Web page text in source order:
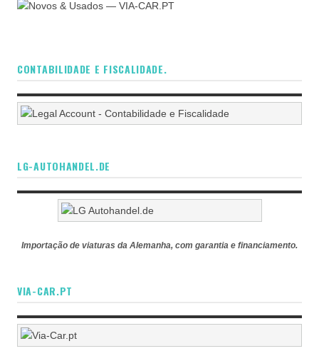
CONTABILIDADE E FISCALIDADE.
LG-AUTOHANDEL.DE
Importação de viaturas da Alemanha, com garantia e financiamento.
VIA-CAR.PT